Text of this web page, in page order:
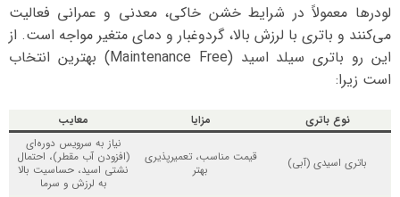
لودرها معمولاً در شرایط خشن خاکی، معدنی و عمرانی فعالیت
می‌کنند و باتری با لرزش بالا، گردوغبار و دمای متغیر مواجه است. از
این رو باتری سیلد اسید (Maintenance Free) بهترین انتخاب
است زیرا:
نوع باتری مزایا معایب
باتری اسیدی (آبی)
قیمت مناسب، تعمیرپذیری
بهتر
نیاز به سرویس دوره‌ای
(افزودن آب مقطر)، احتمال
نشتی اسید، حساسیت بالا
به لرزش و سرما